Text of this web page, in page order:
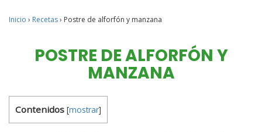
Inicio › Recetas› Postre de alforfón y manzana
POSTRE DE ALFORFÓN Y
MANZANA
Contenidos [mostrar]